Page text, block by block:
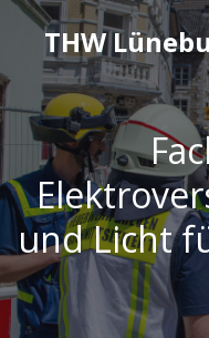
THW
und Licht